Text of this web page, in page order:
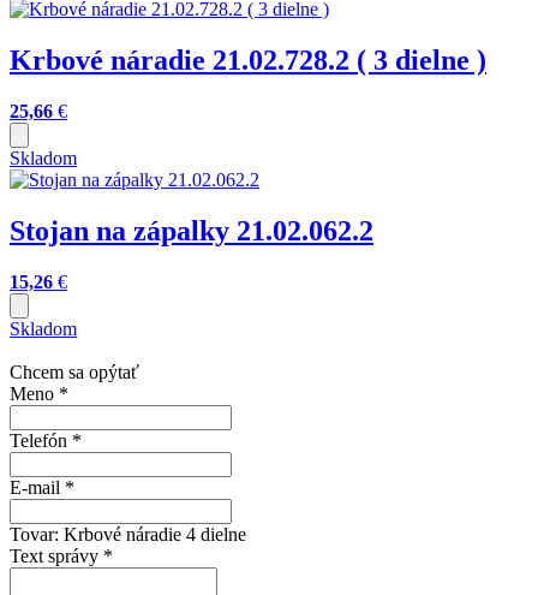
Krbové náradie 21.02.728.2 ( 3 dielne )
25,66 €
Skladom
Stojan na zápalky 21.02.062.2
15,26 €
Skladom
Chcem sa opýtať
Meno *
Telefón *
E-mail *
Tovar: Krbové náradie 4 dielne
Text správy *